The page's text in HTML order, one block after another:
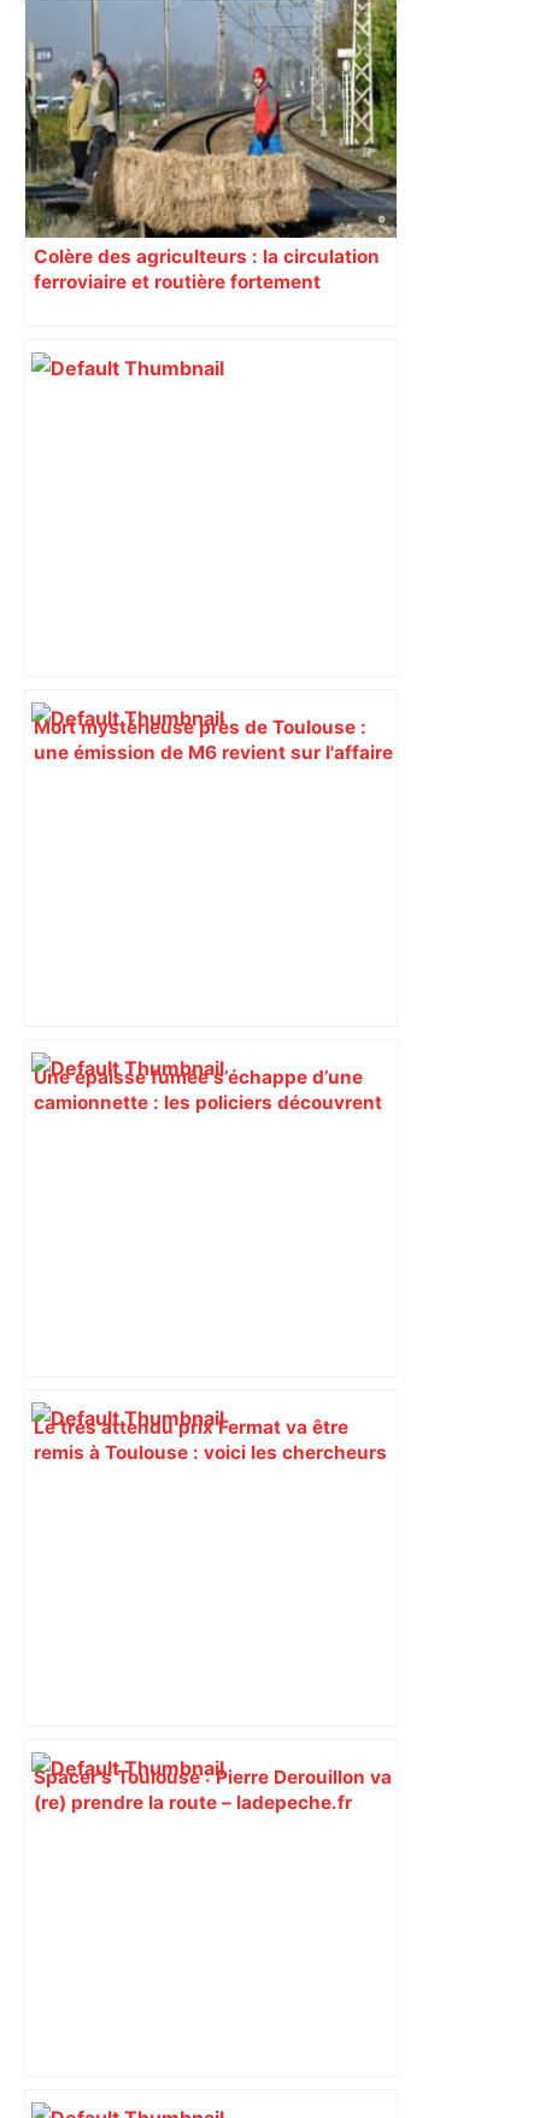
Colère des agriculteurs : la circulation
ferroviaire et routière fortement
Mort mystérieuse près de Toulouse :
une émission de M6 revient sur l'affaire
Une épaisse fumée s’échappe d’une
camionnette : les policiers découvrent
Le très attendu prix Fermat va être
remis à Toulouse : voici les chercheurs
Spacer’s Toulouse : Pierre Derouillon va
(re) prendre la route – ladepeche.fr